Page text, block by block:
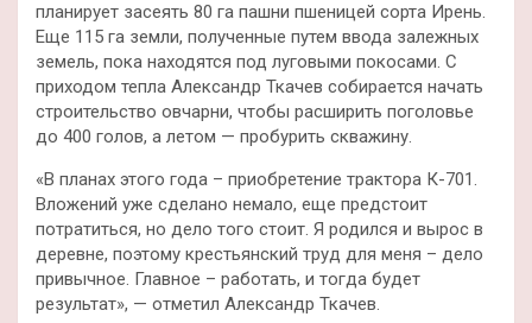
планирует засеять 80 га пашни пшеницей сорта Ирень.
Еще 115 га земли, полученные путем ввода залежных
земель, пока находятся под луговыми покосами. С
приходом тепла Александр Ткачев собирается начать
строительство овчарни, чтобы расширить поголовье
до 400 голов, а летом — пробурить скважину.
«В планах этого года – приобретение трактора К-701.
Вложений уже сделано немало, еще предстоит
потратиться, но дело того стоит. Я родился и вырос в
деревне, поэтому крестьянский труд для меня – дело
привычное. Главное – работать, и тогда будет
результат», — отметил Александр Ткачев.